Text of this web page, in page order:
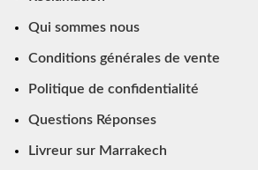
Qui sommes nous
Conditions générales de vente
Politique de confidentialité
Questions Réponses
Livreur sur Marrakech